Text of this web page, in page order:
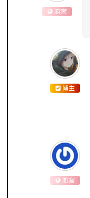
游客
博主
游客